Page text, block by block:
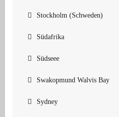
Stockholm (Schweden)
Südafrika
Südseee
Swakopmund Walvis Bay
Sydney